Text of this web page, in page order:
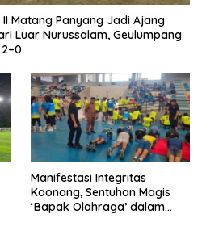
Matang Panyang Jadi Ajang
Luar Nurussalam, Geulumpang
Manifestasi Integritas
Kaonang, Sentuhan Magis
‘Bapak Olahraga’ dalam